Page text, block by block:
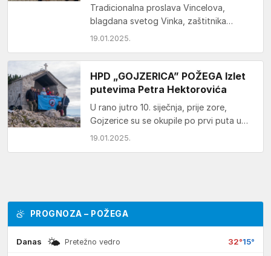
Tradicionalna proslava Vincelova,
blagdana svetog Vinka, zaštitnika
vinograda, i ove je godine okupila brojne
obroncima…
19.01.2025.
HPD „GOJZERICA” POŽEGA Izlet
putevima Petra Hektorovića
U rano jutro 10. siječnja, prije zore,
Gojzerice su se okupile po prvi puta u
Novoj 2025. godini na izlet…
19.01.2025.
PROGNOZA – POŽEGA
Danas 🌤 Pretežno vedro 32°15°